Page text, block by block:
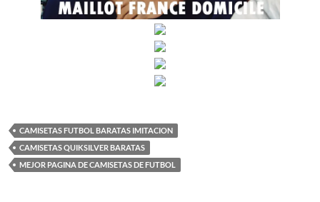
CAMISETAS FUTBOL BARATAS IMITACION
CAMISETAS QUIKSILVER BARATAS
MEJOR PAGINA DE CAMISETAS DE FUTBOL